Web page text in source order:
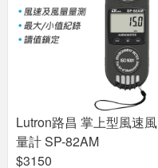
Lutron路昌 掌上型風速風
量計 SP-82AM
$3150